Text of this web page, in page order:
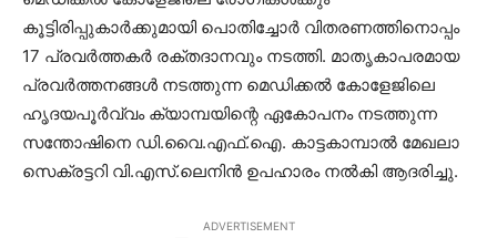
കൂട്ടിരിപ്പുകാര്‍ക്കുമായി പൊതിച്ചോര്‍ വിതരണത്തിനൊപ്പം
17 പ്രവര്‍ത്തകര്‍ രക്തദാനവും നടത്തി. മാതൃകാപരമായ
പ്രവര്‍ത്തനങ്ങള്‍ നടത്തുന്ന മെഡിക്കല്‍ കോളേജിലെ
ഹൃദയപൂര്‍വ്വം ക്യാമ്പയിന്റെ ഏകോപനം നടത്തുന്ന
സന്തോഷിനെ ഡി.വൈ.എഫ്.ഐ. കാട്ടകാമ്പാല്‍ മേഖലാ
സെക്രട്ടറി വി.എസ്.ലെനിന്‍ ഉപഹാരം നല്‍കി ആദരിച്ചു.
ADVERTISEMENT